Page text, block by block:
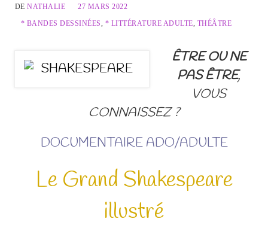
DENATHALIE
27 MARS 2022
* BANDES DESSINÉES
* LITTÉRATURE ADULTE THÉÂTRE
ÊTRE OU NE
PAS ÊTRE,
VOUS
CONNAISSEZ ?
DOCUMENTAIRE ADO/ADULTE
Le Grand Shakespeare
illustré